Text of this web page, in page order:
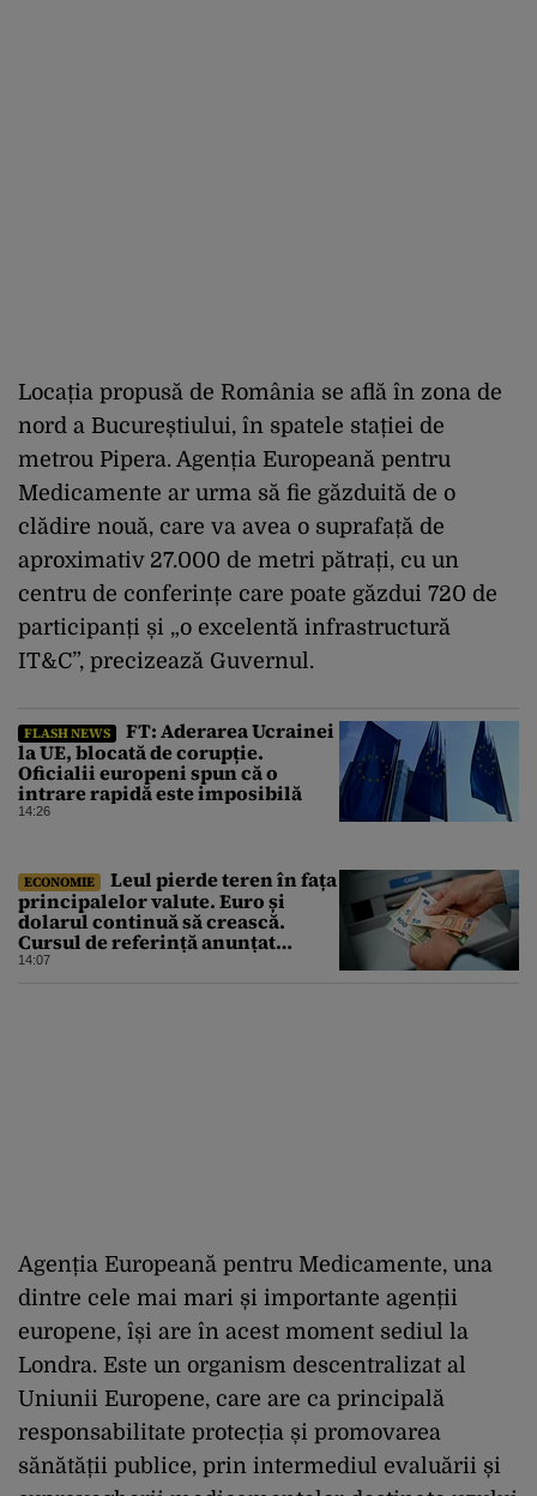
Locația propusă de România se află în zona de
nord a Bucureștiului, în spatele stației de
metrou Pipera. Agenția Europeană pentru
Medicamente ar urma să fie găzduită de o
clădire nouă, care va avea o suprafață de
aproximativ 27.000 de metri pătrați, cu un
centru de conferințe care poate găzdui 720 de
participanți și „o excelentă infrastructură
IT&C”, precizează Guvernul.
FLASH NEWS
FT: Aderarea Ucrainei
la UE, blocată de corupție.
Oficialii europeni spun că o
intrare rapidă este imposibilă
14:26
ECONOMIE
Leul pierde teren în fața
principalelor valute. Euro și
dolarul continuă să crească.
Cursul de referință anunțat
pentru vineri de BNR
14:07
Agenția Europeană pentru Medicamente, una
dintre cele mai mari și importante agenții
europene, își are în acest moment sediul la
Londra. Este un organism descentralizat al
Uniunii Europene, care are ca principală
responsabilitate protecția și promovarea
sănătății publice, prin intermediul evaluării și